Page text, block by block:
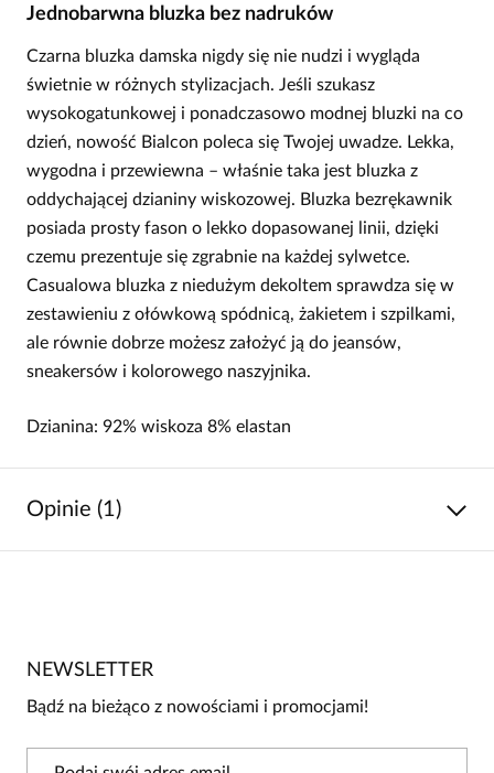
Jednobarwna bluzka bez nadruków
Czarna bluzka damska nigdy się nie nudzi i wygląda
świetnie w różnych stylizacjach. Jeśli szukasz
wysokogatunkowej i ponadczasowo modnej bluzki na co
dzień, nowość Bialcon poleca się Twojej uwadze. Lekka,
wygodna i przewiewna – właśnie taka jest bluzka z
oddychającej dzianiny wiskozowej. Bluzka bezrękawnik
posiada prosty fason o lekko dopasowanej linii, dzięki
czemu prezentuje się zgrabnie na każdej sylwetce.
Casualowa bluzka z niedużym dekoltem sprawdza się w
zestawieniu z ołówkową spódnicą, żakietem i szpilkami,
ale równie dobrze możesz założyć ją do jeansów,
sneakersów i kolorowego naszyjnika.
Dzianina: 92% wiskoza 8% elastan
Opinie (1)
4
3
1
0
NEWSLETTER
Bądź na bieżąco z nowościami i promocjami!